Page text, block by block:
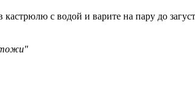
с водой и варите на пару до